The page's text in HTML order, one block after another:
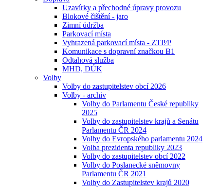
Uzavírky a přechodné úpravy provozu
Blokové čištění - jaro
Zimní údržba
Parkovací místa
Vyhrazená parkovací místa - ZTP⁄P
Komunikace s dopravní značkou B1
Odtahová služba
MHD, DÚK
Volby
Volby do zastupitelstev obcí 2026
Volby - archiv
Volby do Parlamentu České republiky
2025
Volby do zastupitelstev krajů a Senátu
Parlamentu ČR 2024
Volby do Evropského parlamentu 2024
Volba prezidenta republiky 2023
Volby do zastupitelstev obcí 2022
Volby do Poslanecké sněmovny
Parlamentu ČR 2021
Volby do Zastupitelstev krajů 2020